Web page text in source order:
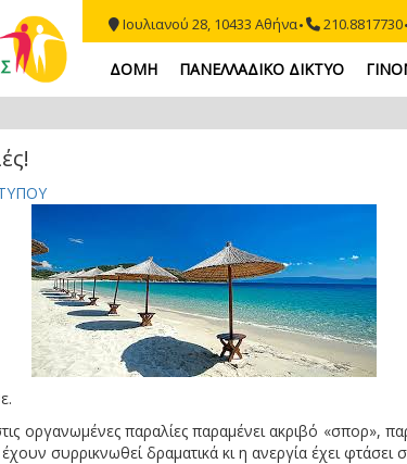
Ιουλιανού 28, 10433 Αθήνα 210.8817730
ΔΟΜΗ ΠΑΝΕΛΛΑΔΙΚΟ ΔΙΚΤΥΟ
οργανωμένες παραλίες παραμένει ακριβό «σπορ»,
συρρικνωθεί δραματικά κι η ανεργία έχει φτάσει